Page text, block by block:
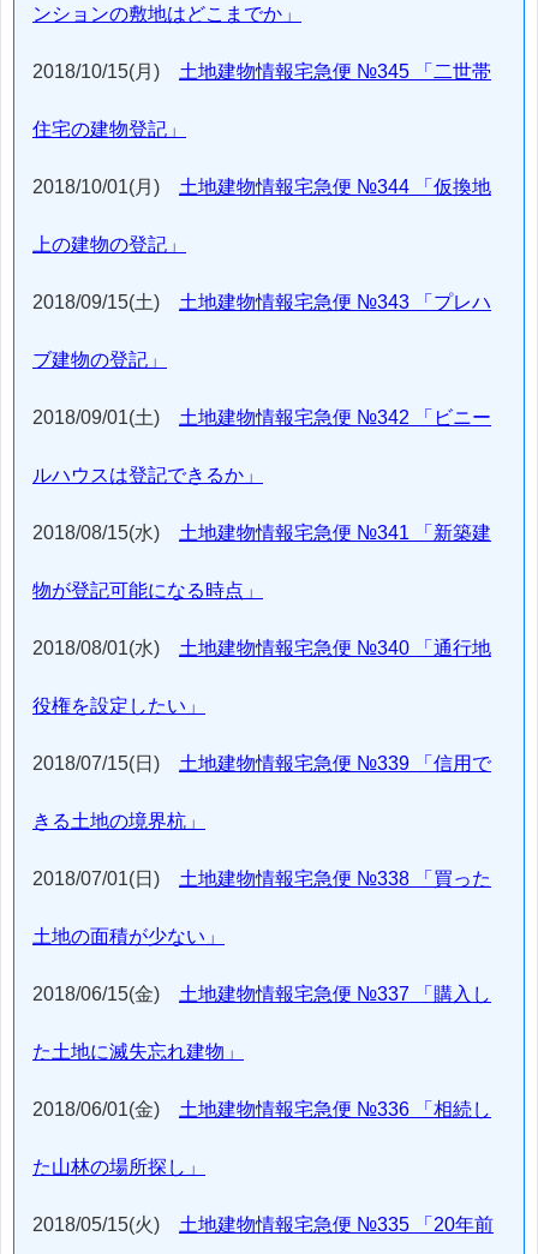
ンションの敷地はどこまでか」
2018/10/15(月) 土地建物情報宅急便 №345 「二世帯
住宅の建物登記」
2018/10/01(月) 土地建物情報宅急便 №344 「仮換地
上の建物の登記」
2018/09/15(土) 土地建物情報宅急便 №343 「プレハ
ブ建物の登記」
2018/09/01(土) 土地建物情報宅急便 №342 「ビニー
ルハウスは登記できるか」
2018/08/15(水) 土地建物情報宅急便 №341 「新築建
物が登記可能になる時点」
2018/08/01(水) 土地建物情報宅急便 №340 「通行地
役権を設定したい」
2018/07/15(日) 土地建物情報宅急便 №339 「信用で
きる土地の境界杭」
2018/07/01(日) 土地建物情報宅急便 №338 「買った
土地の面積が少ない」
2018/06/15(金) 土地建物情報宅急便 №337 「購入し
た土地に滅失忘れ建物」
2018/06/01(金) 土地建物情報宅急便 №336 「相続し
た山林の場所探し」
2018/05/15(火) 土地建物情報宅急便 №335 「20年前